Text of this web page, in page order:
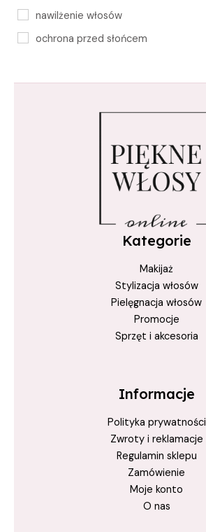
nawilżenie włosów
ochrona przed słońcem
ochrona UV dla włosów
ochronna pielęgnacja UV
pielęgnacja włosów latem
pielęgnacja włosów na lato
pielęgnacja włosów przed słońcem
pielęgnacja włosów w lecie
regeneracja włosów latem
stylizacja włosów latem
szampon do włosów na lato
True Keratin Summertime
włosy gładkie i błyszczące
Kategorie
Makijaż
Stylizacja włosów
Pielęgnacja włosów
Promocje
Sprzęt i akcesoria
Informacje
Polityka prywatności
Zwroty i reklamacje
Regulamin sklepu
Zamówienie
Moje konto
O nas